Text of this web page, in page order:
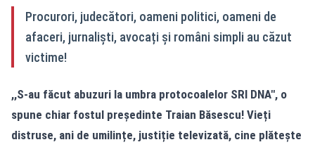
Procurori, judecători, oameni politici, oameni de
afaceri, jurnaliști, avocați și români simpli au căzut
victime!
,,S-au făcut abuzuri la umbra protocoalelor SRI DNA", o
spune chiar fostul președinte Traian Băsescu! Vieți
distruse, ani de umilințe, justiție televizată, cine plătește